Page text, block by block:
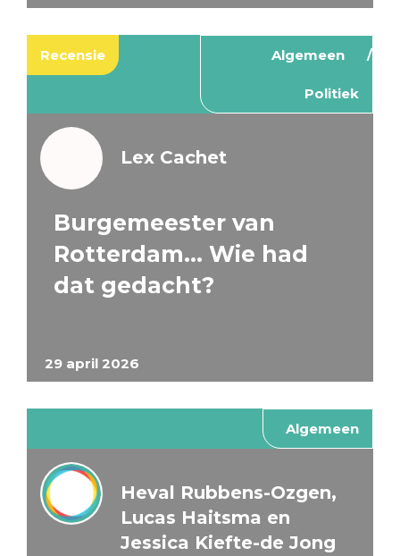
Recensie Algemeen
Politiek
29 april 2026
Lex Cachet
Burgemeester van
Rotterdam… Wie had
dat gedacht?
Algemeen
Heval Rubbens-Ozgen,
Lucas Haitsma en
Jessica Kiefte-de Jong